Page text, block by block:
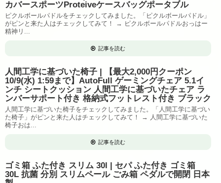
カバースポーツProteiveケースバッグポータブル
ピクルボールパドルをチェックしてみました。「ピクルボールパドル」
がピンと来た人はチェックしてみて！ → ピクルボールパドルおっはー
精神リ...
記事を読む
人間工学に基づいた椅子 | 【最大2,000円クーポン
10/9(水) 1:59まで】AutoFull ゲーミングチェア 5.1イ
ンチ シートクッション 人間工学に基づいたチェア ラ
ンバーサポート付き 格納式フットレスト付き ブラック
人間工学に基づいた椅子をチェックしてみました。「人間工学に基づい
た椅子」がピンと来た人はチェックしてみて！ → 人間工学に基づいた
椅子おは...
記事を読む
ゴミ箱 ふた付き スリム 30l | セパ ふた付き ゴミ箱
30L 抗菌 分別 スリムペール ごみ箱 ペダルで開閉 日本